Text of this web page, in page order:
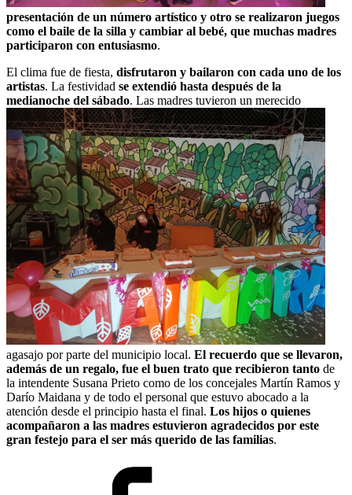
presentación de un número artístico y otro se realizaron juegos
como el baile de la silla y cambiar al bebé, que muchas madres
participaron con entusiasmo.
El clima fue de fiesta, disfrutaron y bailaron con cada uno de los
artistas. La festividad se extendió hasta después de la
medianoche del sábado. Las madres tuvieron un merecido
agasajo por parte del municipio local. El recuerdo que se llevaron,
además de un regalo, fue el buen trato que recibieron tanto de
la intendente Susana Prieto como de los concejales Martín Ramos y
Darío Maidana y de todo el personal que estuvo abocado a la
atención desde el principio hasta el final. Los hijos o quienes
acompañaron a las madres estuvieron agradecidos por este
gran festejo para el ser más querido de las familias.